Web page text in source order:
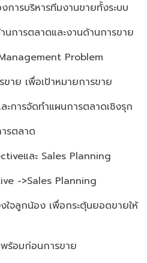
การบริหารทีมงานขายทั้งระบบ
นการตลาดและงานด้านการขาย
Problem
ขาย เพื่อเป้าหมายการขาย
ะการจัดทำแผนการตลาดเชิงรุก
รตลาด
และ Sales Planning
->Sales Planning
งใจลูกน้อง เพื่อกระตุ้นยอดขายให้
ร้อมก่อนการขาย